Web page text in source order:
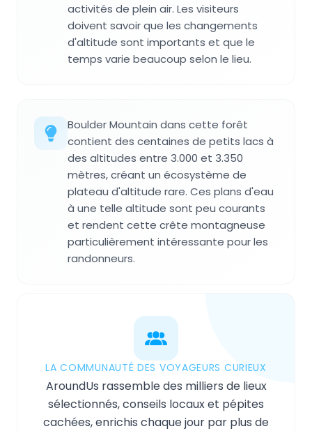
activités de plein air. Les visiteurs
doivent savoir que les changements
d'altitude sont importants et que le
temps varie beaucoup selon le lieu.
Boulder Mountain dans cette forêt
contient des centaines de petits lacs à
des altitudes entre 3.000 et 3.350
mètres, créant un écosystème de
plateau d'altitude rare. Ces plans d'eau
à une telle altitude sont peu courants
et rendent cette crête montagneuse
particulièrement intéressante pour les
randonneurs.
LA COMMUNAUTÉ DES VOYAGEURS CURIEUX
AroundUs rassemble des milliers de lieux
sélectionnés, conseils locaux et pépites
cachées, enrichis chaque jour par plus de